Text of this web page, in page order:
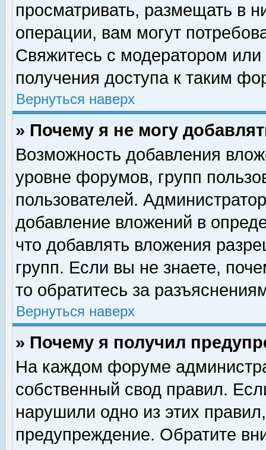
просматривать, размещать в
операции, вам могут
Свяжитесь с модератором
получения доступа к таким
Вернуться наверх
» Почему я не могу
Возможность добавления
уровне форумов, групп
пользователей.
добавление вложений в
что добавлять вложения
групп. Если вы не знаете,
то обратитесь за
Вернуться наверх
» Почему я получил
На каждом форуме
собственный свод правил.
нарушили одно из этих
предупреждение. Обратите